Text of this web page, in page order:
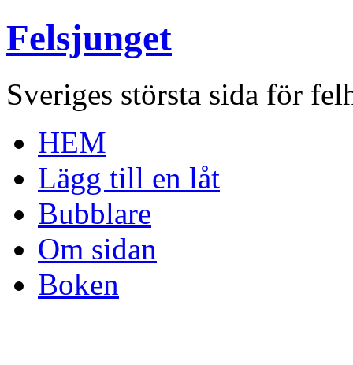
Felsjunget
Sveriges största sida för
HEM
Lägg till en låt
Bubblare
Om sidan
Boken